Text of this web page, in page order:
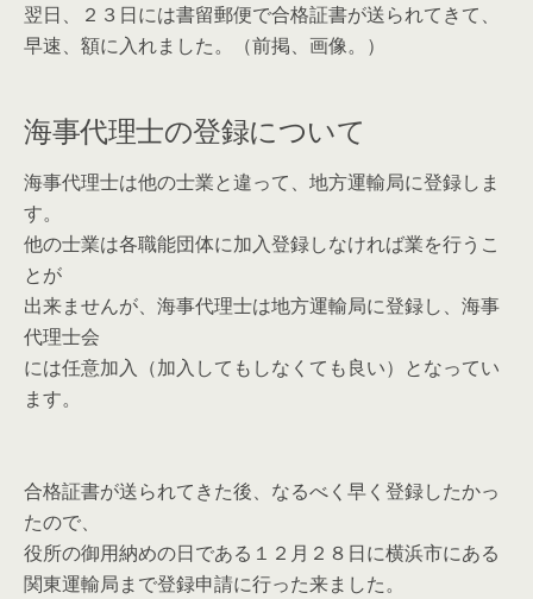
翌日、２３日には書留郵便で合格証書が送られてきて、
早速、額に入れました。（前掲、画像。）
海事代理士の登録について
海事代理士は他の士業と違って、地方運輸局に登録しま
す。
他の士業は各職能団体に加入登録しなければ業を行うこ
とが
出来ませんが、海事代理士は地方運輸局に登録し、海事
代理士会
には任意加入（加入してもしなくても良い）となってい
ます。
合格証書が送られてきた後、なるべく早く登録したかっ
たので、
役所の御用納めの日である１２月２８日に横浜市にある
関東運輸局まで登録申請に行った来ました。